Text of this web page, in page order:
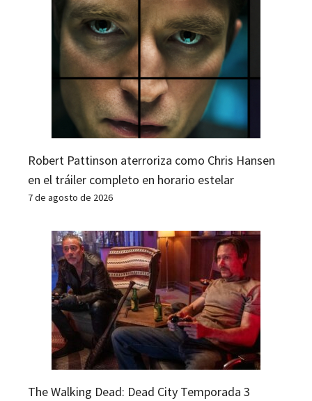
Robert Pattinson aterroriza como Chris Hansen
en el tráiler completo en horario estelar
7 de agosto de 2026
The Walking Dead: Dead City Temporada 3